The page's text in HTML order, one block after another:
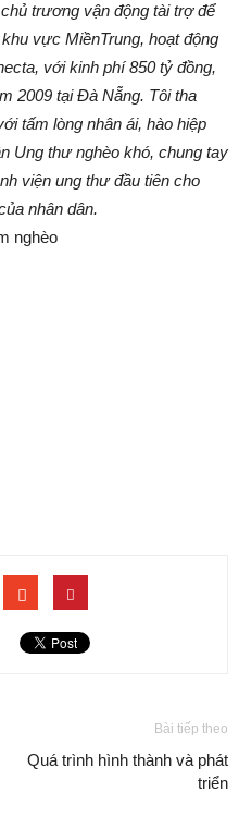
trương vận động tài trợ để
vực MiềnTrung, hoạt động
với kinh phí 850 tỷ đồng,
2009 tại Đà Nẵng. Tôi tha
tấm lòng nhân ái, hào hiệp
Ung thư nghèo khó, chung tay
viện ung thư đầu tiên cho
nhân dân.
nghèo
Bài tiếp theo
Quá trình hình thành và phát
triển